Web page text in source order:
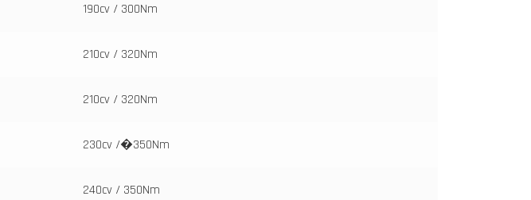
190cv / 300Nm
210cv / 320Nm
210cv / 320Nm
230cv /�350Nm
240cv / 350Nm